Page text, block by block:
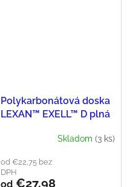
Polykarbonátová doska
LEXAN™ EXELL™ D plná
Skladom(3 ks)
od €22,75 bez
DPH
od€27,98